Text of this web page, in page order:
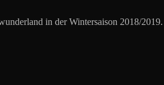
in der Wintersaison 2018/